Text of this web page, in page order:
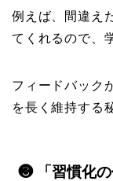
例えば、間違え
てくれるので、
フィードバック
を長く維持する
❸ 「習慣化の